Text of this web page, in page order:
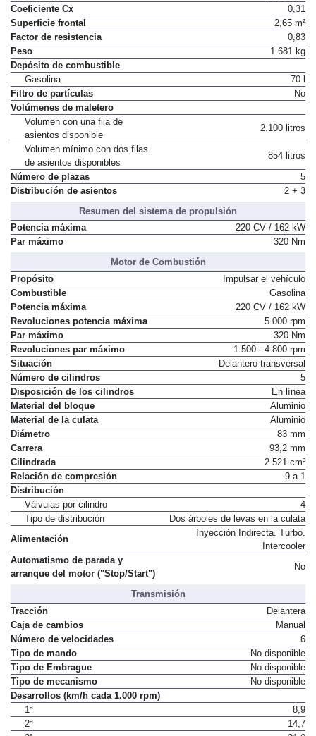
Coeficiente Cx
0,31
Superficie frontal
2,65 m²
Factor de resistencia
0,83
Peso
1.681 kg
Depósito de combustible
Gasolina
70 l
Filtro de partículas
No
Volúmenes de maletero
Volumen con una fila de
asientos disponible
2.100 litros
Volumen mínimo con dos filas
de asientos disponibles
854 litros
Número de plazas
5
Distribución de asientos
2 + 3
Resumen del sistema de propulsión
Potencia máxima
220 CV / 162 kW
Par máximo
320 Nm
Motor de Combustión
Propósito
Impulsar el vehículo
Combustible
Gasolina
Potencia máxima
220 CV / 162 kW
Revoluciones potencia máxima
5.000 rpm
Par máximo
320 Nm
Revoluciones par máximo
1.500 - 4.800 rpm
Situación
Delantero transversal
Número de cilindros
5
Disposición de los cilindros
En línea
Material del bloque
Aluminio
Material de la culata
Aluminio
Diámetro
83 mm
Carrera
93,2 mm
Cilindrada
2.521 cm³
Relación de compresión
9 a 1
Distribución
Válvulas por cilindro
4
Tipo de distribución
Dos árboles de levas en la culata
Alimentación
Inyección Indirecta. Turbo.
Intercooler
Automatismo de parada y
arranque del motor ("Stop/Start")
No
Transmisión
Tracción
Delantera
Caja de cambios
Manual
Número de velocidades
6
Tipo de mando
No disponible
Tipo de Embrague
No disponible
Tipo de mecanismo
No disponible
Desarrollos (km/h cada 1.000 rpm)
1ª
8,9
2ª
14,7